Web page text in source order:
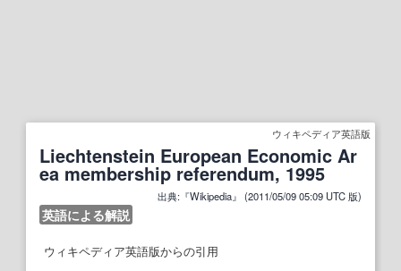
ウィキペディア英語版
Liechtenstein European Economic Ar
ea membership referendum, 1995
出典:『Wikipedia』 (2011/05/09 05:09 UTC 版)
英語による解説
ウィキペディア英語版からの引用